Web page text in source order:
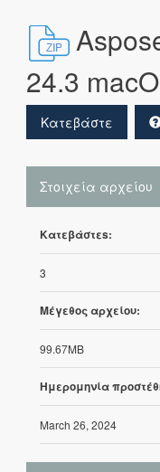
24.3
Κατεβάστε
Στοιχεία αρχείου
Κατεβάστεs:
3
Μέγεθος αρχείου:
99.67MB
Ημερομηνία
March 26, 2024